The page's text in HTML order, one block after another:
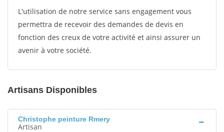
L'utilisation de notre service sans engagement vous
permettra de recevoir des demandes de devis en
fonction des creux de votre activité et ainsi assurer un
avenir à votre société.
Artisans Disponibles
Christophe peinture Rmery
Artisan